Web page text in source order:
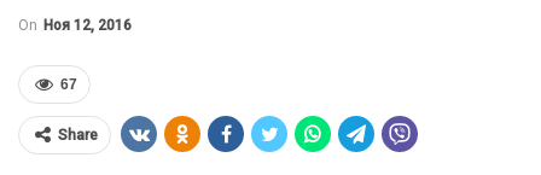
On Ноя 12, 2016
67
Share